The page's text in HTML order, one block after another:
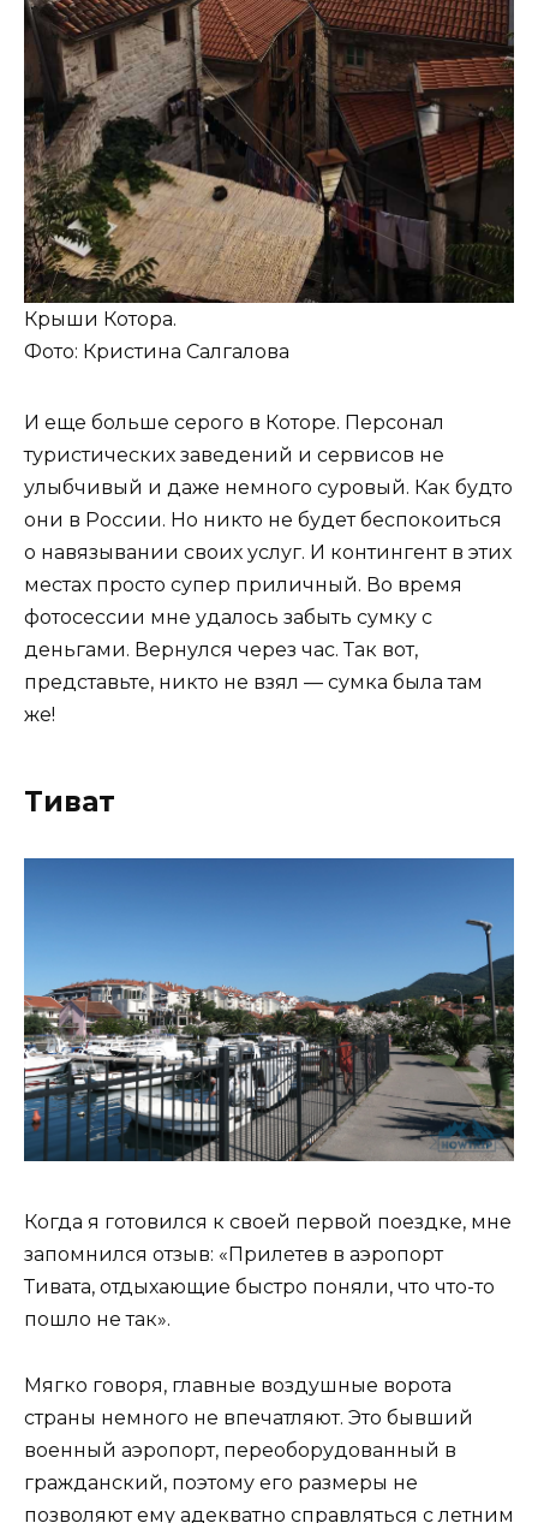
Крыши Котора.
Фото: Кристина Салгалова
И еще больше серого в Которе. Персонал
туристических заведений и сервисов не
улыбчивый и даже немного суровый. Как будто
они в России. Но никто не будет беспокоиться
о навязывании своих услуг. И контингент в этих
местах просто супер приличный. Во время
фотосессии мне удалось забыть сумку с
деньгами. Вернулся через час. Так вот,
представьте, никто не взял — сумка была там
же!
Тиват
Когда я готовился к своей первой поездке, мне
запомнился отзыв: «Прилетев в аэропорт
Тивата, отдыхающие быстро поняли, что что-то
пошло не так».
Мягко говоря, главные воздушные ворота
страны немного не впечатляют. Это бывший
военный аэропорт, переоборудованный в
гражданский, поэтому его размеры не
позволяют ему адекватно справляться с летним